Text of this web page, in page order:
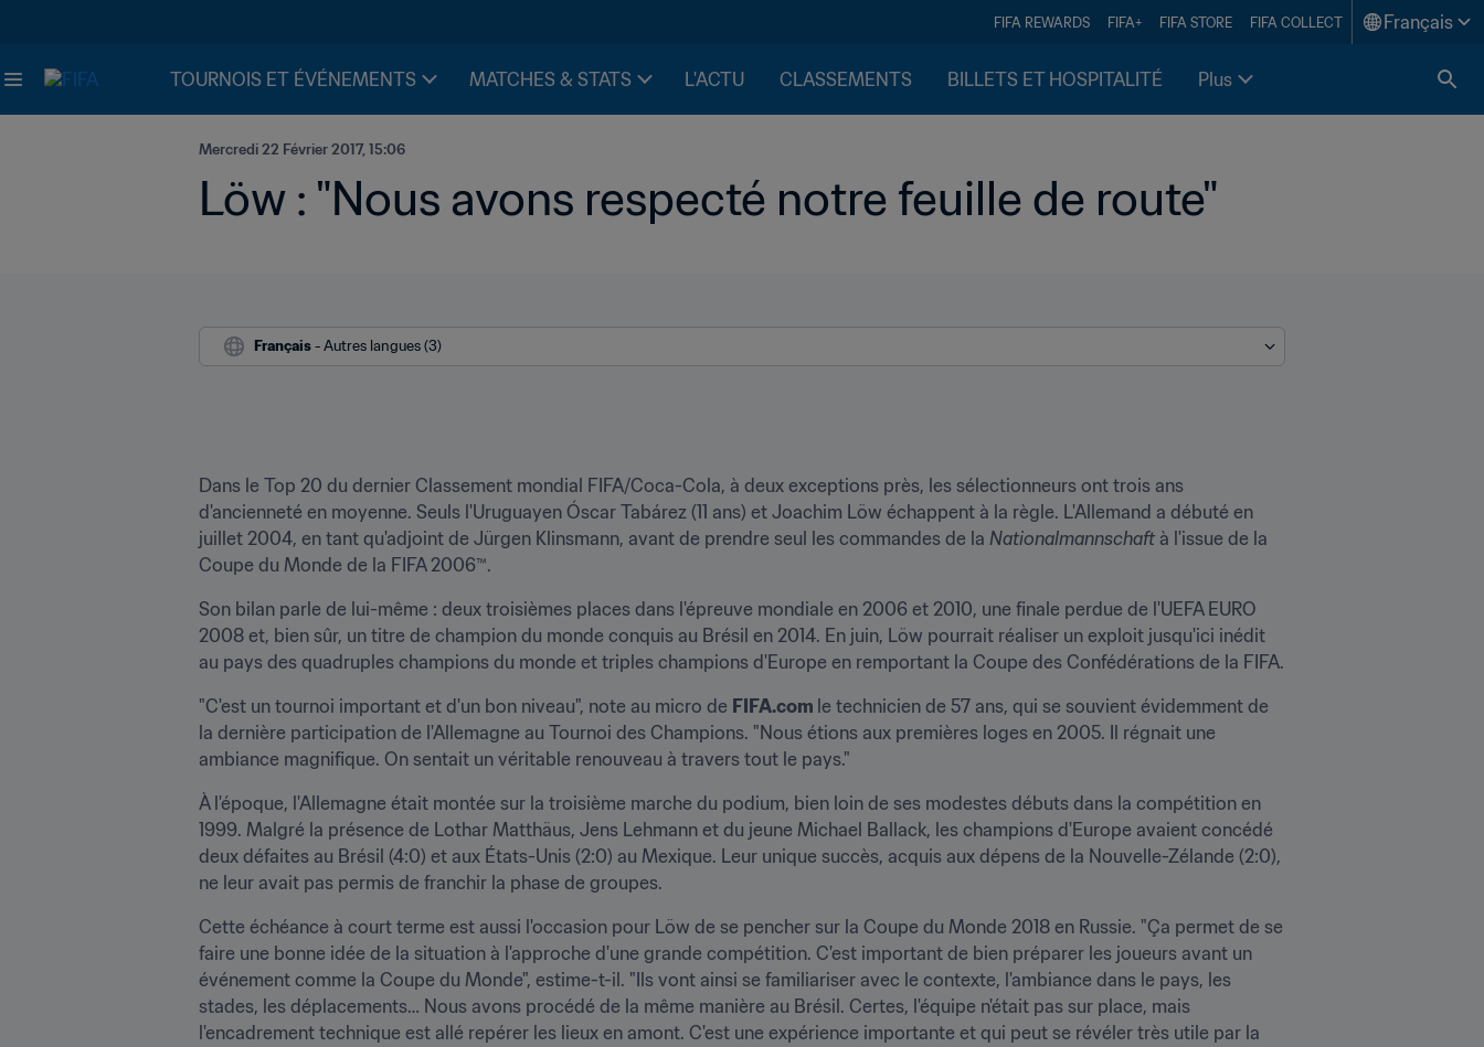
FIFA REWARDS FIFA+ FIFA STORE FIFA COLLECT Français
TOURNOIS ET ÉVÉNEMENTS MATCHES & STATS L'ACTU CLASSEMENTS BILLETS ET HOSPITALITÉ Plus
Mercredi 22 Février 2017, 15:06
Löw : "Nous avons respecté notre feuille de route"
Français - Autres langues (3)
Dans le Top 20 du dernier Classement mondial FIFA/Coca-Cola, à deux exceptions près, les sélectionneurs ont trois ans
d'ancienneté en moyenne. Seuls l'Uruguayen Óscar Tabárez (11 ans) et Joachim Löw échappent à la règle. L'Allemand a débuté en
juillet 2004, en tant qu'adjoint de Jürgen Klinsmann, avant de prendre seul les commandes de la Nationalmannschaft à l'issue de la
Coupe du Monde de la FIFA 2006™.
Son bilan parle de lui-même : deux troisièmes places dans l'épreuve mondiale en 2006 et 2010, une finale perdue de l'UEFA EURO
2008 et, bien sûr, un titre de champion du monde conquis au Brésil en 2014. En juin, Löw pourrait réaliser un exploit jusqu'ici inédit
au pays des quadruples champions du monde et triples champions d'Europe en remportant la Coupe des Confédérations de la FIFA.
"C'est un tournoi important et d'un bon niveau", note au micro de FIFA.com le technicien de 57 ans, qui se souvient évidemment de
la dernière participation de l'Allemagne au Tournoi des Champions. "Nous étions aux premières loges en 2005. Il régnait une
ambiance magnifique. On sentait un véritable renouveau à travers tout le pays."
À l'époque, l'Allemagne était montée sur la troisième marche du podium, bien loin de ses modestes débuts dans la compétition en
1999. Malgré la présence de Lothar Matthäus, Jens Lehmann et du jeune Michael Ballack, les champions d'Europe avaient concédé
deux défaites au Brésil (4:0) et aux États-Unis (2:0) au Mexique. Leur unique succès, acquis aux dépens de la Nouvelle-Zélande (2:0),
ne leur avait pas permis de franchir la phase de groupes.
Cette échéance à court terme est aussi l'occasion pour Löw de se pencher sur la Coupe du Monde 2018 en Russie. "Ça permet de se
faire une bonne idée de la situation à l'approche d'une grande compétition. C'est important de bien préparer les joueurs avant un
événement comme la Coupe du Monde", estime-t-il. "Ils vont ainsi se familiariser avec le contexte, l'ambiance dans le pays, les
stades, les déplacements… Nous avons procédé de la même manière au Brésil. Certes, l'équipe n'était pas sur place, mais
l'encadrement technique est allé repérer les lieux en amont. C'est une expérience importante et qui peut se révéler très utile par la